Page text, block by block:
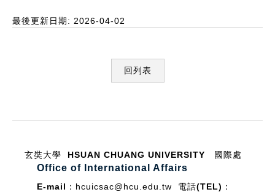
最後更新日期: 2026-04-02
回列表
玄奘大學 HSUAN CHUANG UNIVERSITY 國際處
Office of International Affairs
E-mail： hcuicsac@hcu.edu.tw 電話(TEL)：